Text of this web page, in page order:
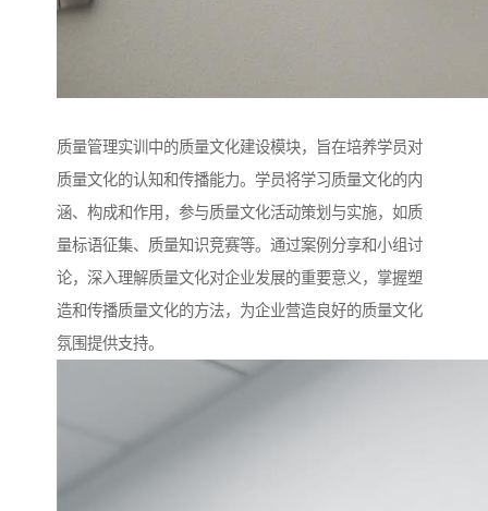
质量管理实训中的质量文化建设模块，旨在培养学员对
质量文化的认知和传播能力。学员将学习质量文化的内
涵、构成和作用，参与质量文化活动策划与实施，如质
量标语征集、质量知识竞赛等。通过案例分享和小组讨
论，深入理解质量文化对企业发展的重要意义，掌握塑
造和传播质量文化的方法，为企业营造良好的质量文化
氛围提供支持。